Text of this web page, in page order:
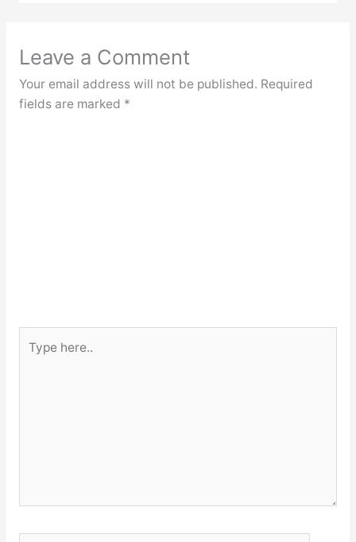
Leave a Comment
Your email address will not be published. Required
fields are marked *
here..